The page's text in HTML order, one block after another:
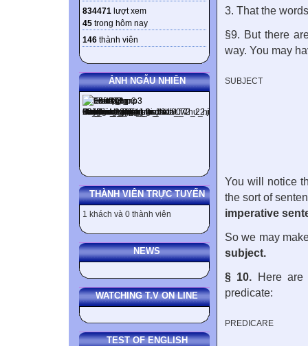
834471 lượt xem
45 trong hôm nay
146 thành viên
ẢNH NGẪU NHIÊN
THÀNH VIÊN TRỰC TUYẾN
1 khách và 0 thành viên
NEWS
WATCHING T.V ON LINE
TEST OF ENGLISH
3. That the
§9. But there
way. You may
SUBJECT
You will notice
the sort of
imperative
So we may
subject.
§ 10.
Here
predicate:
PREDICARE